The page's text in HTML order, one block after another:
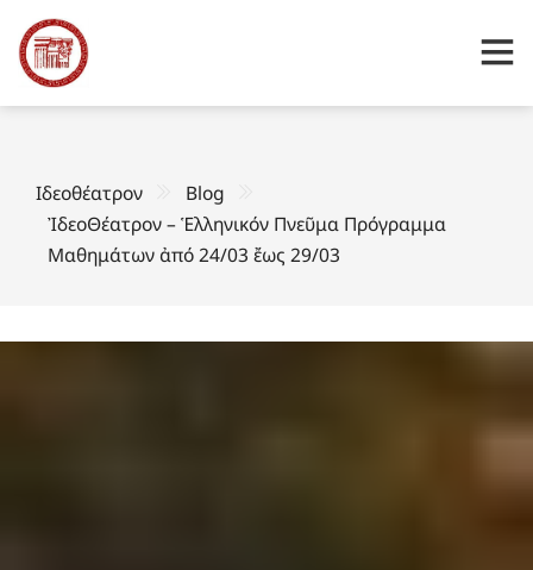
Ιδεοθέατρον
Blog
ἸδεοΘέατρον – Ἑλληνικόν Πνεῦμα Πρόγραμμα
Μαθημάτων ἀπό 24/03 ἔως 29/03